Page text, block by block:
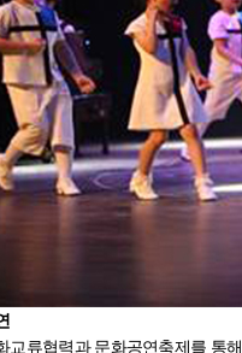
교류협력과 문화공연축제를 통해